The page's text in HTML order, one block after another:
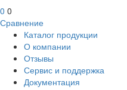
0 0
Сравнение
Каталог продукции
О компании
Отзывы
Сервис и поддержка
Документация